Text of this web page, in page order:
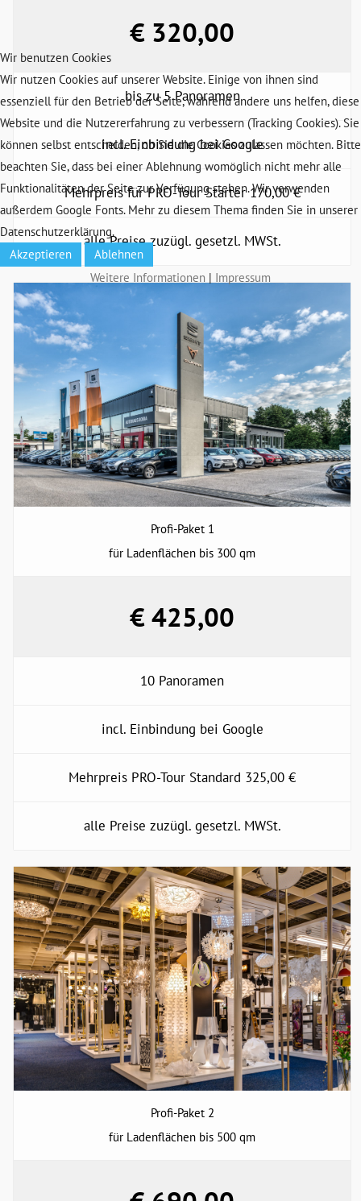
€ 320,00
bis zu 5 Panoramen
incl. Einbindung bei Google
Mehrpreis für PRO-Tour Starter 170,00 €
alle Preise zuzügl. gesetzl. MWSt.
Profi-Paket 1
für Ladenflächen bis 300 qm
€ 425,00
10 Panoramen
incl. Einbindung bei Google
Mehrpreis PRO-Tour Standard 325,00 €
alle Preise zuzügl. gesetzl. MWSt.
Profi-Paket 2
für Ladenflächen bis 500 qm
Wir benutzen Cookies
Wir nutzen Cookies auf unserer Website. Einige von ihnen sind
essenziell für den Betrieb der Seite, während andere uns helfen, diese
Website und die Nutzererfahrung zu verbessern (Tracking Cookies). Sie
können selbst entscheiden, ob Sie die Cookies zulassen möchten. Bitte
beachten Sie, dass bei einer Ablehnung womöglich nicht mehr alle
Funktionalitäten der Seite zur Verfügung stehen. Wir verwenden
außerdem Google Fonts. Mehr zu diesem Thema finden Sie in unserer
Datenschutzerklärung.
Akzeptieren
Ablehnen
Weitere Informationen | Impressum